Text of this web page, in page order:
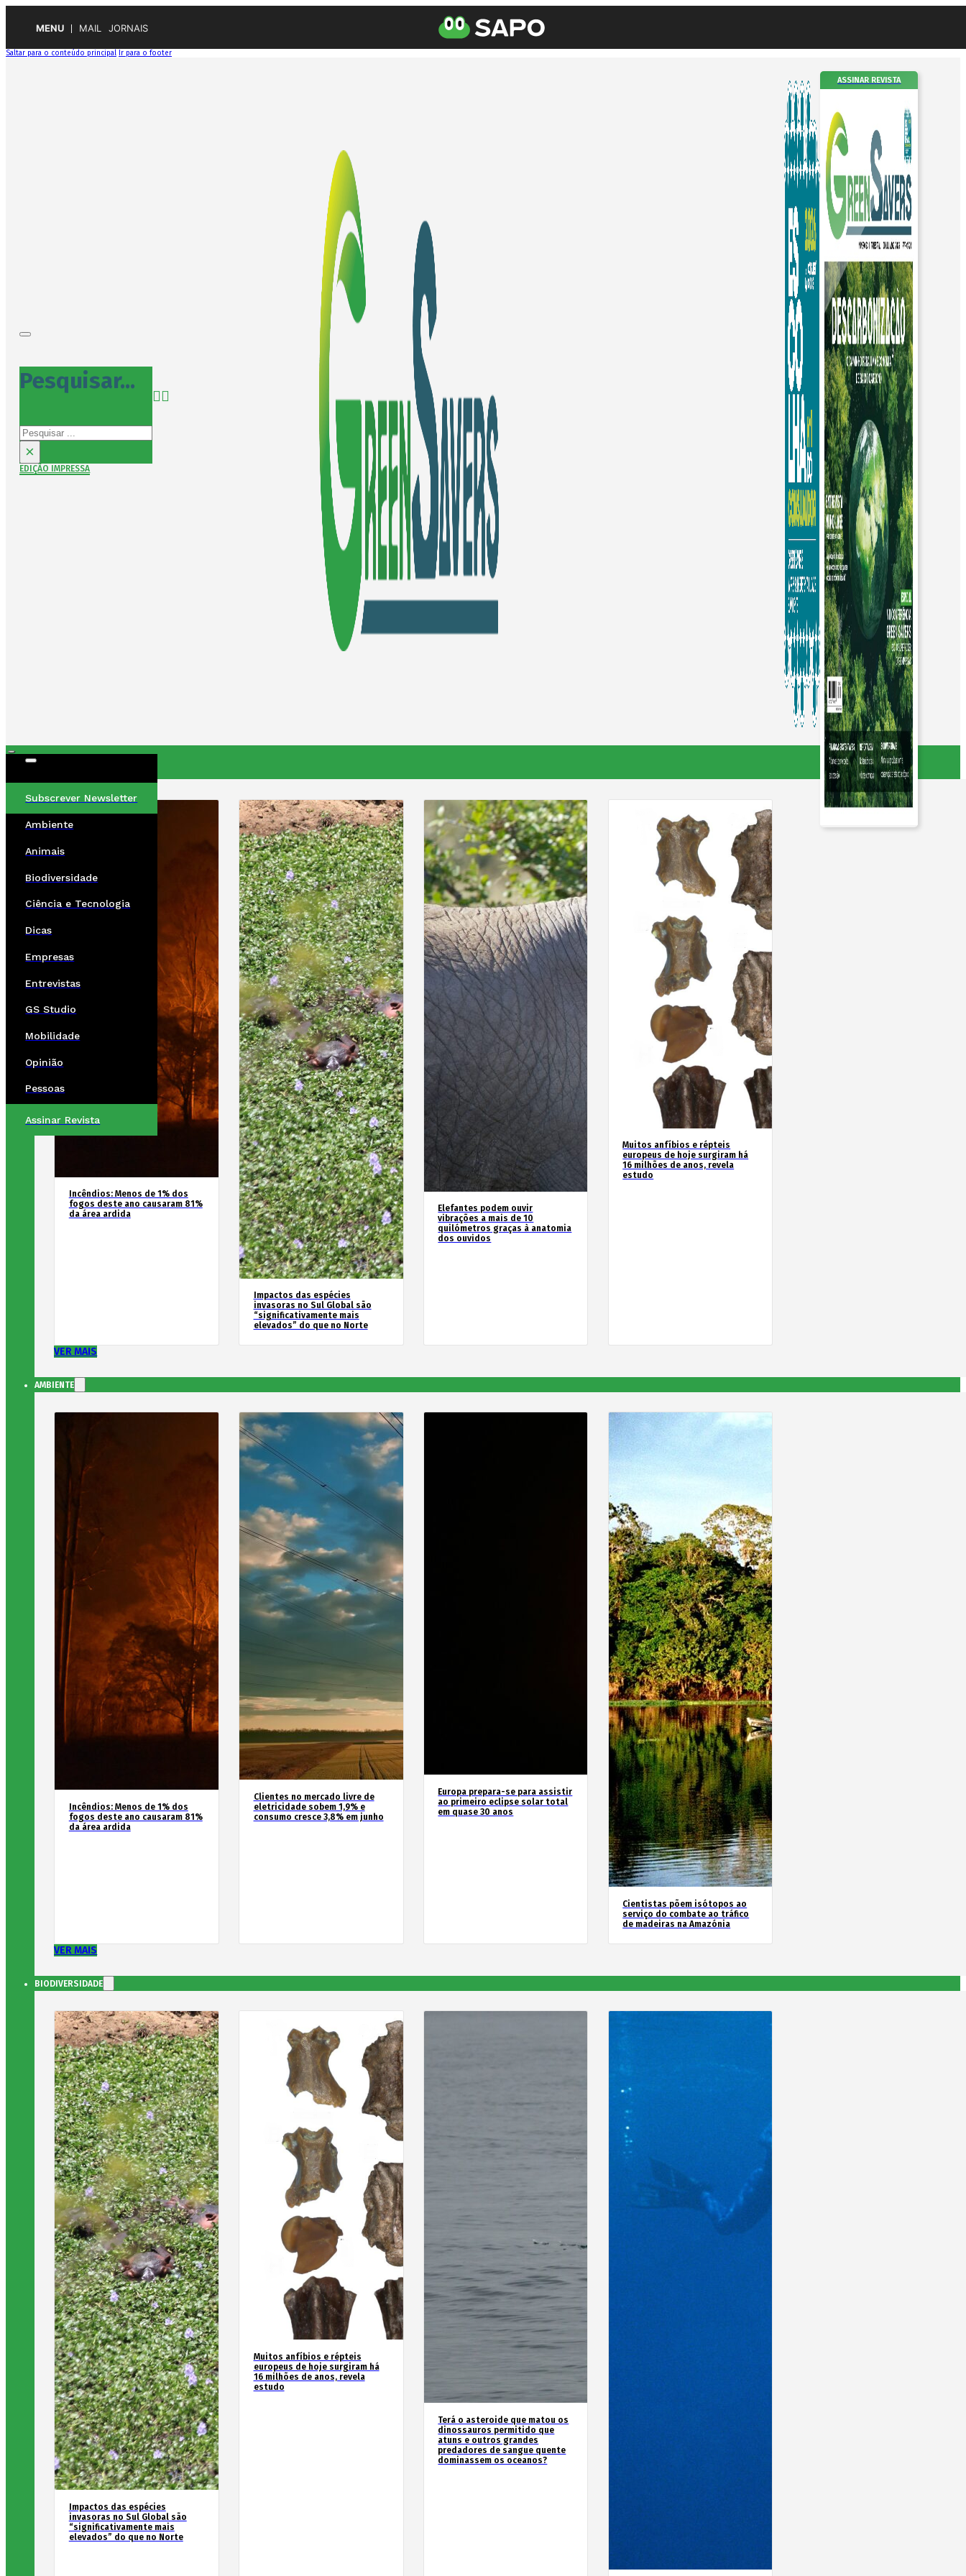
MENU MAIL JORNAIS
Saltar para o conteúdo principal Ir para o footer
Pesquisar...
Pesquisar
×
EDIÇÃO IMPRESSA
ASSINAR REVISTA
Subscrever Newsletter
Ambiente
Animais
Biodiversidade
Ciência e Tecnologia
Dicas
Empresas
Entrevistas
GS Studio
Mobilidade
Opinião
Pessoas
Assinar Revista
Incêndios: Menos de 1% dos
fogos deste ano causaram 81%
da área ardida
Impactos das espécies
invasoras no Sul Global são
“significativamente mais
elevados” do que no Norte
Elefantes podem ouvir
vibrações a mais de 10
quilómetros graças à anatomia
dos ouvidos
Muitos anfíbios e répteis
europeus de hoje surgiram há
16 milhões de anos, revela
estudo
VER MAIS
AMBIENTE
Incêndios: Menos de 1% dos
fogos deste ano causaram 81%
da área ardida
Clientes no mercado livre de
eletricidade sobem 1,9% e
consumo cresce 3,8% em junho
Europa prepara-se para assistir
ao primeiro eclipse solar total
em quase 30 anos
Cientistas põem isótopos ao
serviço do combate ao tráfico
de madeiras na Amazónia
VER MAIS
BIODIVERSIDADE
Impactos das espécies
invasoras no Sul Global são
“significativamente mais
elevados” do que no Norte
Muitos anfíbios e répteis
europeus de hoje surgiram há
16 milhões de anos, revela
estudo
Terá o asteroide que matou os
dinossauros permitido que
atuns e outros grandes
predadores de sangue quente
dominassem os oceanos?